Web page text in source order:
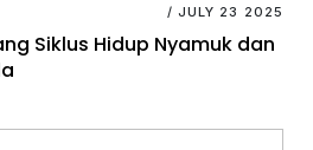
/ JULY 23 2025
Siklus Hidup Nyamuk dan